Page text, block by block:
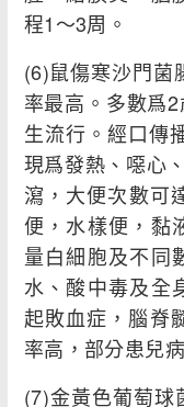
程1～3周。
(6)鼠傷寒沙門菌
率最高。多數爲
生流行。經口傳
現爲發熱、噁心
瀉，大便次數可
便，水樣便，黏
量白細胞及不同
水、酸中毒及全
起敗血症，腦脊
率高，部分患兒
(7)金黃色葡萄球